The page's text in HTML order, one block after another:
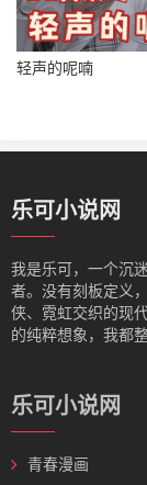
轻声的呢喃
乐可小说网
我是‌乐可，一个沉
者。没有刻板定义
侠、霓虹交织的现
的纯粹想象，我都
乐可小说网
青春漫画